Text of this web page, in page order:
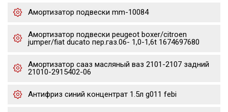
Амортизатор подвески mm-10084
Амортизатор подвески peugeot boxer/citroen
jumper/fiat ducato пер.газ.06- 1,0-1,6t 1674697680
Амортизатор сааз масляный ваз 2101-2107 задний
21010-2915402-06
Антифриз синий концентрат 1.5л g011 febi